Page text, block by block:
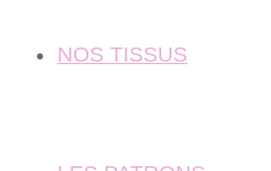
NOS TISSUS